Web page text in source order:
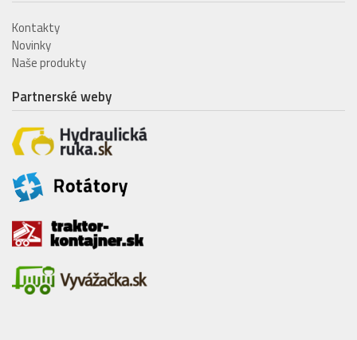
Kontakty
Novinky
Naše produkty
Partnerské weby